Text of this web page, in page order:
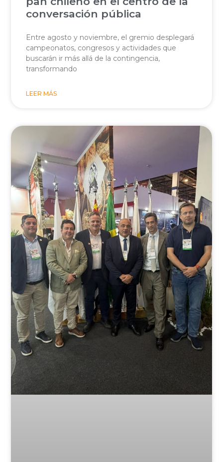
conversación pública
Entre agosto y noviembre, el gremio desplegará
campeonatos, congresos y actividades que
buscarán ir más allá de la contingencia,
transformando
LEER MÁS